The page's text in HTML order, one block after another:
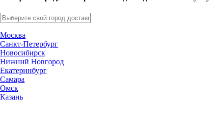
Москва
Санкт-Петербург
Новосибирск
Нижний Новгород
Екатеринбург
Самара
Омск
Казань